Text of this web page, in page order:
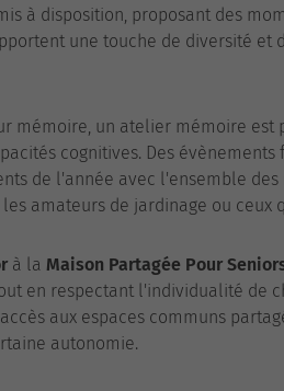
à disposition, proposant des
une touche de diversité et
mémoire, un atelier mémoire est
cognitives. Des évènements
de l'année avec l'ensemble des
amateurs de jardinage ou ceux
à la Maison Partagée Pour
en respectant l'individualité de
aux espaces communs
autonomie.